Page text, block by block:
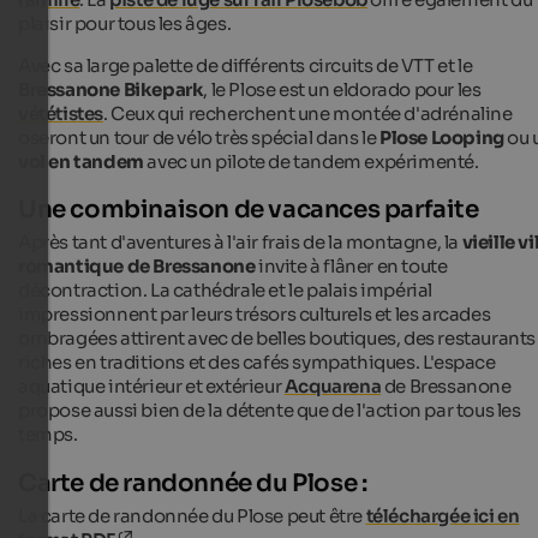
plaisir pour tous les âges.
Avec sa large palette de différents circuits de VTT et le
Bressanone Bikepark, le Plose est un eldorado pour les
vététistes. Ceux qui recherchent une montée d'adrénaline
oseront un tour de vélo très spécial dans lePlose Loopingou
vol en tandemavec un pilote de tandem expérimenté.
Une combinaison de vacances parfaite
Après tant d'aventures à l'air frais de la montagne, la vieille
romantique de Bressanoneinvite à flâner en toute
décontraction. La cathédrale et le palais impérial
impressionnent par leurs trésors culturels et les arcades
ombragées attirent avec de belles boutiques, des restaurants
riches en traditions et des cafés sympathiques. L'espace
aquatique intérieur et extérieurAcquarena de Bressanone
propose aussi bien de la détente que de l'action par tous les
temps.
Carte de randonnée du Plose :
La carte de randonnée du Plose peut êtretéléchargée ici en